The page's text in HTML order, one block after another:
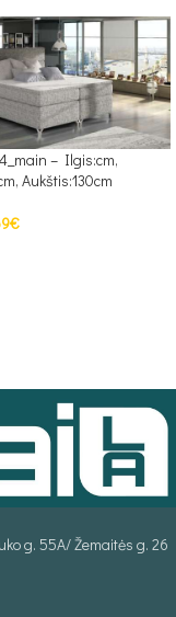
– Ilgis:cm,
Aukštis:130cm
€
g. 55A/ Žemaitės g. 26